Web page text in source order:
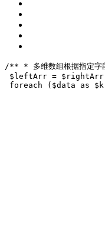
/** * 多维数组根据指定字
$leftArr =
foreach ($data as